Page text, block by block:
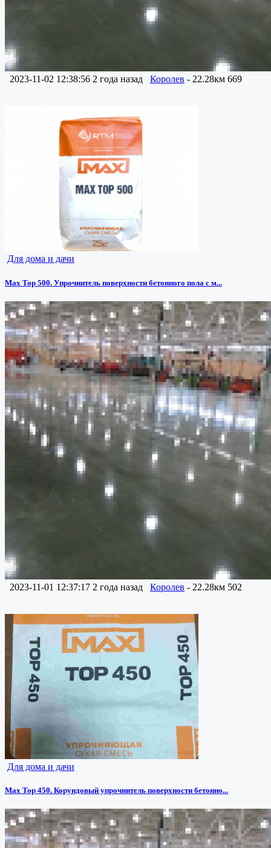
2023-11-02 12:38:56 2 года назад Королев - 22.28км 669
Для дома и дачи
Max Top 500. Упрочнитель поверхности бетонного пола с м...
2023-11-01 12:37:17 2 года назад Королев - 22.28км 502
Для дома и дачи
Max Top 450. Корундовый упрочнитель поверхности бетонно...